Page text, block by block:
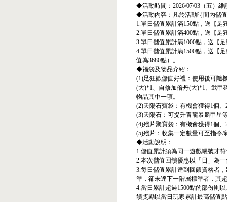
◆活動時間：2026/07/03（五）維
◆活動內容：凡於活動時間內儲
1.單日儲值累計滿150點，送【足
2.單日儲值累計滿400點，送【足
3.單日儲值累計滿1000點，送【
4.單日儲值累計滿1500點，送【
值為3680點）。
◆福袋及物品介紹：
(1)足狂歡儲值好禮：使用後可隨
(大)*1、自修加倍丹(大)*1、武甲
物品其中一項。
(2)天陽石寶袋：有機會獲得1個
(3)天陽石：可提升青龍暴麟甲星
(4)殘片聚寶袋：有機會獲得1個
(5)殘片：收集一定數量可至指令
◆活動說明：
1.儲值累計須為同一遊戲帳號才
2.本次儲值回饋優惠以「日」為
3.每日儲值累計達到回饋資格者
準，卻未達下一階層標準者，其
4.當日累計超過1500點的部份則
饋獎勵以當日玩家累計最高儲值